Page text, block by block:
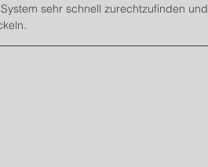
sehr schnell zurechtzufinden und